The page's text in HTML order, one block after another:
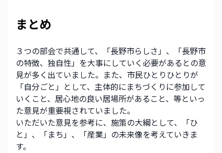
まとめ
３つの部会で共通して、「長野市らしさ」、「長野市
の特徴、独自性」を大事にしていく必要があるとの意
見が多く出ていました。また、市民ひとりひとりが
「自分ごと」として、主体的にまちづくりに参加して
いくこと、居心地の良い居場所があること、等といっ
た意見が重要視されていました。
いただいた意見を参考に、施策の大綱として、「ひ
と」、「まち」、「産業」の未来像を考えていきま
す。